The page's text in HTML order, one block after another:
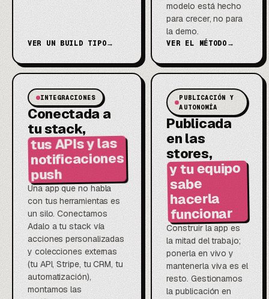
VER UN BUILD TIPO→
modelo está hecho
para crecer, no para
la demo.
VER EL MÉTODO→
INTEGRACIONES
Conectada a
tu stack,
tus APIs y las
notificaciones
push
Una app que no habla
con tus herramientas es
un silo. Conectamos
Adalo a tu stack vía
acciones personalizadas
y colecciones externas
(tu API, Stripe, tu CRM, tu
automatización),
montamos las
PUBLICACIÓN Y
AUTONOMÍA
Publicada
en las
stores,
y tu equipo
sabe
hacerla
funcionar
Construir la app es
la mitad del trabajo;
ponerla en vivo y
mantenerla viva es el
resto. Gestionamos
la publicación en